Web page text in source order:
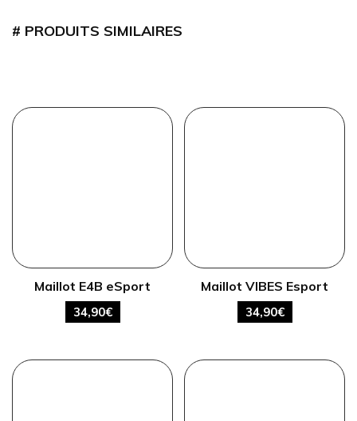
PRODUITS SIMILAIRES
Maillot E4B eSport
34,90€
Maillot VIBES Esport
34,90€